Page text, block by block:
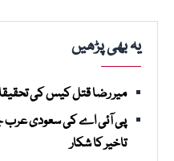
یہ بھی پڑھیں
میر رضا قتل کیس کی تحقیقات کے لیے 5
تاخیر کا شکار